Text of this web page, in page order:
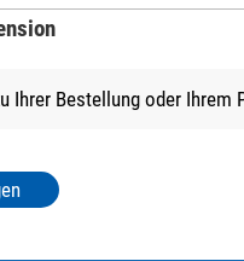
Ihrer Bestellung oder Ihrem